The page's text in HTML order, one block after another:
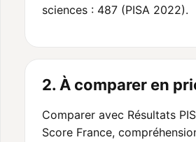
sciences : 487 (PISA 2022).
2. À comparer en
Comparer avec Résultats
Score France,